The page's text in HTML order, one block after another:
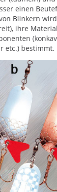
einen
Blinkern
ihre
etc.) bestimmt.